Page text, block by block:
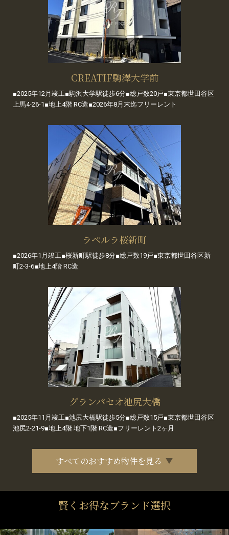
CREATIF駒澤大学前
■2025年12月竣工■駒沢大学駅徒歩6分■総戸数20戸■東京都世田谷区
上馬4-26-1■地上4階 RC造■2026年8月末迄フリーレント
ラペルラ桜新町
■2026年1月竣工■桜新町駅徒歩8分■総戸数19戸■東京都世田谷区新
町2-3-6■地上4階 RC造
グランパセオ池尻大橋
■2025年11月竣工■池尻大橋駅徒歩5分■総戸数15戸■東京都世田谷区
池尻2-21-9■地上4階 地下1階 RC造■フリーレント2ヶ月
すべてのおすすめ物件を見る
賢くお得なブランド選択